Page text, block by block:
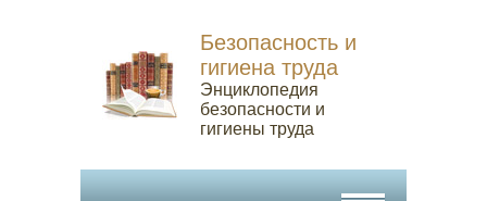
Безопасность и
гигиена труда
Энциклопедия
безопасности и
гигиены труда